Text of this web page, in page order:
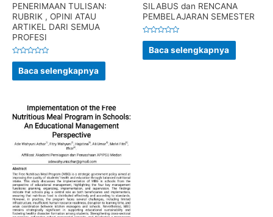
PENERIMAAN TULISAN:
RUBRIK , OPINI ATAU
ARTIKEL DARI SEMUA
PROFESI
Dinilai
dari
5
Baca selengkapnya
SILABUS dan RENCANA
PEMBELAJARAN SEMESTER
Dinilai
dari
5
Baca selengkapnya